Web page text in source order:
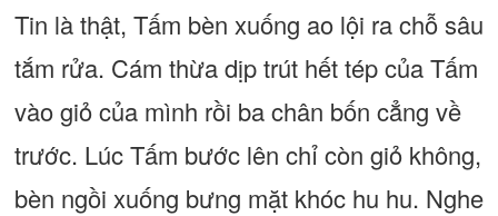
Tin là thật, Tấm bèn xuống ao lội ra chỗ sâu
tắm rửa. Cám thừa dịp trút hết tép của Tấm
vào giỏ của mình rồi ba chân bốn cẳng về
trước. Lúc Tấm bước lên chỉ còn giỏ không,
bèn ngồi xuống bưng mặt khóc hu hu. Nghe